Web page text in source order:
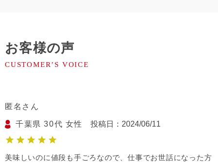
お客様の声
匿名
千葉県 30代 女性 投稿日 2024/06/11
美味しいのに値段も手ごろなので、仕事でお世話になった方